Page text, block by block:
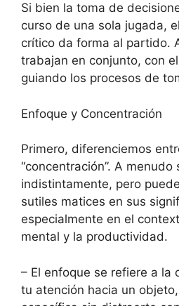
Si bien la toma de
curso de una sola jugada,
crítico da forma al partido.
trabajan en conjunto, con
guiando los procesos de
Enfoque y Concentración
Primero, diferenciemos
“concentración”. A menudo
indistintamente, pero
sutiles matices en sus
especialmente en el
mental y la productividad.
– El enfoque se refiere a la
tu atención hacia un